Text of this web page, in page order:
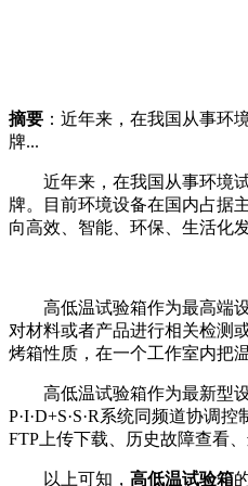
摘要 ：近年来，在我国从事环
牌...
近年来，在我国从事环境试
牌。目前环境设备在国内占据
向高效、智能、环保、生活化发
高低温试验箱作为最高端设
对材料或者产品进行相关检测
烤箱性质，在一个工作室内把
高低温试验箱作为最新型设
P·I·D+S·S·R系统同频道协调
FTP上传下载、历史故障查看
以上可知， 高低温试验箱